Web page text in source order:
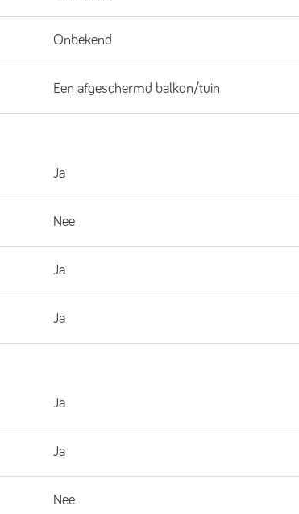
Onbekend
Een afgeschermd balkon/tuin
Ja
Nee
Ja
Ja
Ja
Ja
Nee